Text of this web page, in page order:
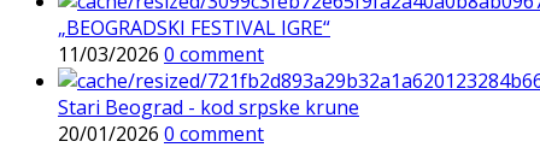
„BEOGRADSKI FESTIVAL IGRE“
11/03/2026 0 comment
Stari Beograd - kod srpske krune
20/01/2026 0 comment